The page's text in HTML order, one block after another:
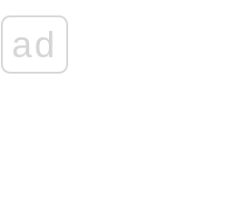
ad